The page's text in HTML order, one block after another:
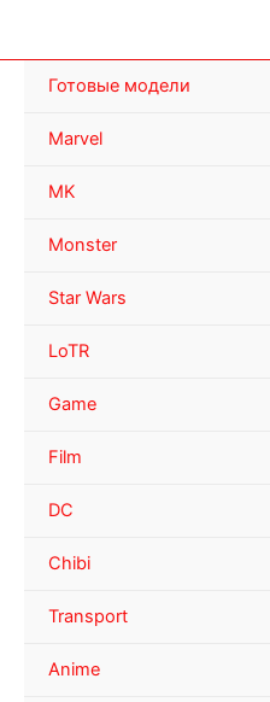
Готовые модели
Marvel
MK
Monster
Star Wars
LoTR
Game
Film
DC
Chibi
Transport
Anime